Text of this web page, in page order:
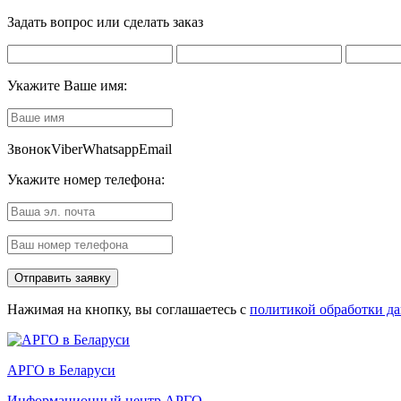
Задать вопрос или сделать заказ
Укажите Ваше имя:
ЗвонокViberWhatsappEmail
Укажите номер телефона:
Нажимая на кнопку, вы соглашаетесь с политикой обработки
АРГО в Беларуси